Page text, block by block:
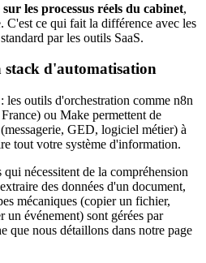
les processus réels du cabinet,
C'est ce qui fait la différence avec les
par les outils SaaS.
d'automatisation
les outils d'orchestration comme n8n
ou Make permettent de
GED, logiciel métier) à
tout votre système d'information.
nécessitent de la compréhension
des données d'un document,
mécaniques (copier un fichier,
événement) sont gérées par
que nous détaillons dans notre page